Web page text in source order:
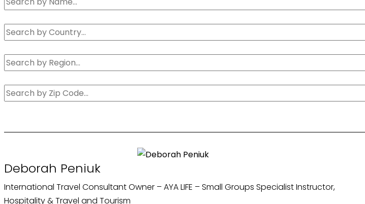
Deborah Peniuk
International Travel Consultant Owner – AYA LIFE – Small Groups Specialist Instructor,
Hospitality & Travel and Tourism